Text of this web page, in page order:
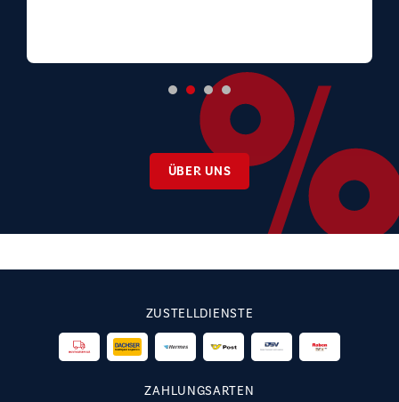
ÜBER UNS
ZUSTELLDIENSTE
ZAHLUNGSARTEN